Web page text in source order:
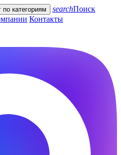
по категориям searchПоиск
Контакты